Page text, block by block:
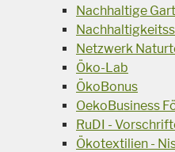
Nachhaltige
Netzwerk
Öko-Lab
ÖkoBonus
OekoBusiness
RuDI -
Ökotextilien -